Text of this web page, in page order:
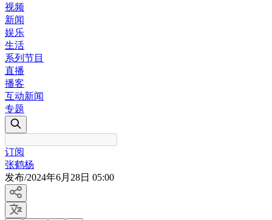
视频
新闻
娱乐
生活
系列节目
直播
播客
互动新闻
专题
订阅
张鹤杨
发布/2024年6月28日 05:00